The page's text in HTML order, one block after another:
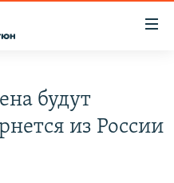
будут
из России